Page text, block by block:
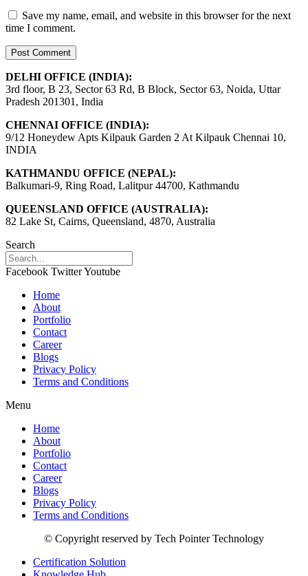
Save my name, email, and website in this browser for the next
time I comment.
DELHI OFFICE (INDIA):
3rd floor, B 23, Sector 63 Rd, B Block, Sector 63, Noida, Uttar
Pradesh 201301, India
CHENNAI OFFICE (INDIA):
9/12 Honeydew Apts Kilpauk Garden 2 At Kilpauk Chennai 10,
INDIA
KATHMANDU OFFICE (NEPAL):
Balkumari-9, Ring Road, Lalitpur 44700, Kathmandu
QUEENSLAND OFFICE (AUSTRALIA):
82 Lake St, Cairns, Queensland, 4870, Australia
Search
Facebook TwitterYoutube
Home
About
Portfolio
Contact
Career
Blogs
Privacy Policy
Terms and Conditions
Menu
Home
About
Portfolio
Contact
Career
Blogs
Privacy Policy
Terms and Conditions
© Copyright reserved by Tech Pointer Technology
Certification Solution